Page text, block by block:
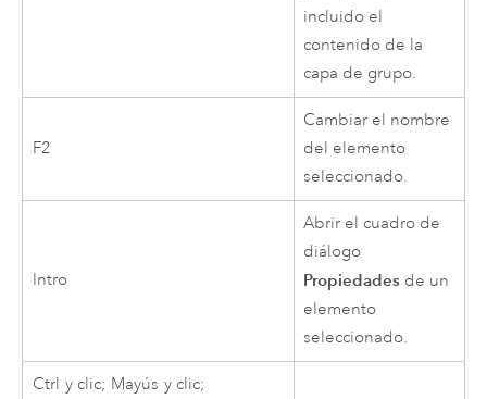
incluido el
contenido de la
capa de grupo.
F2
Cambiar el nombre
del elemento
seleccionado.
Intro
Abrir el cuadro de
diálogo
Propiedades de un
elemento
seleccionado.
Ctrl y clic; Mayús y clic;